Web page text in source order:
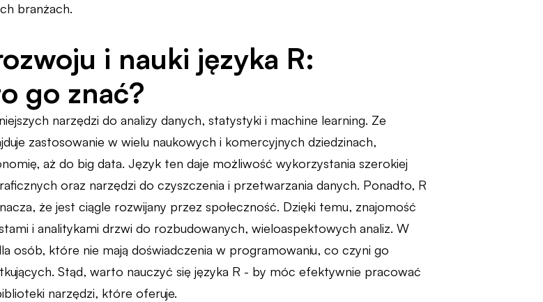
branżach.
i nauki języka R:
go znać?
narzędzi do analizy danych, statystyki i machine learning. Ze
zastosowanie w wielu naukowych i komercyjnych dziedzinach,
aż do big data. Język ten daje możliwość wykorzystania szerokiej
oraz narzędzi do czyszczenia i przetwarzania danych. Ponadto, R
że jest ciągle rozwijany przez społeczność. Dzięki temu, znajomość
i analitykami drzwi do rozbudowanych, wieloaspektowych analiz. W
osób, które nie mają doświadczenia w programowaniu, co czyni go
Stąd, warto nauczyć się języka R - by móc efektywnie pracować
narzędzi, które oferuje.